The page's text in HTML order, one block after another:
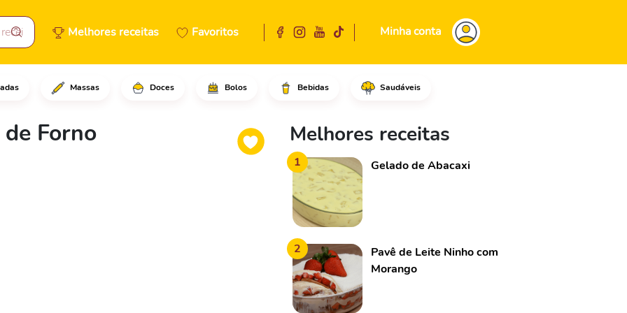
Melhores receitas Favoritos Minha conta
Massas Doces Bolos Bebidas Saudáveis
Fornorefogue a cebola, acrescente o alho e refogue
Melhores receitas
1 Gelado de Abacaxi
2
Pavê de Leite Ninho com
Morango